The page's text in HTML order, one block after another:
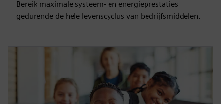
Bereik maximale systeem- en energieprestaties
gedurende de hele levenscyclus van bedrijfsmiddelen.